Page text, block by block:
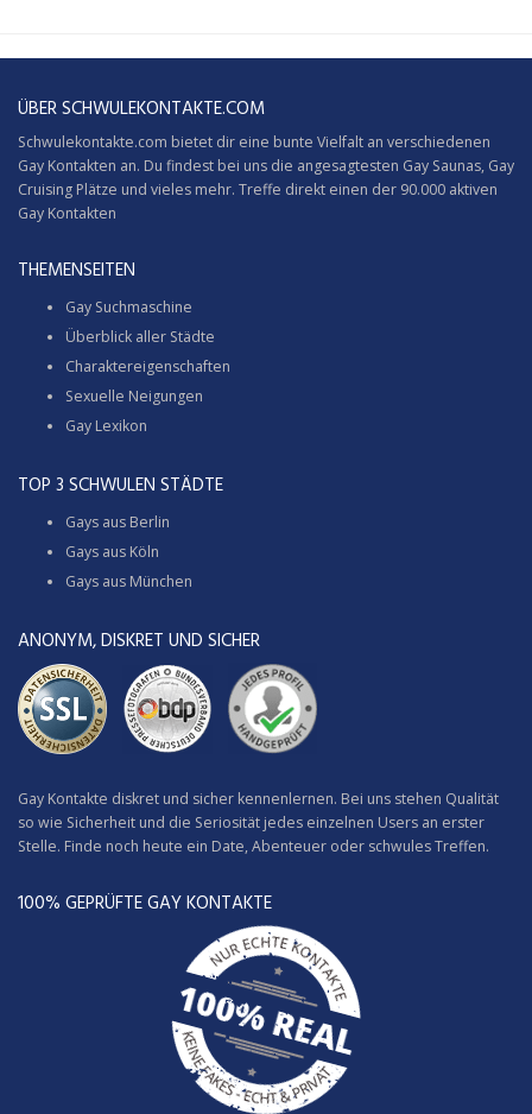
ÜBER SCHWULEKONTAKTE.COM
Schwulekontakte.com bietet dir eine bunte Vielfalt an verschiedenen
Gay Kontakten an. Du findest bei uns die angesagtesten Gay Saunas, Gay
Cruising Plätze und vieles mehr. Treffe direkt einen der 90.000 aktiven
Gay Kontakten
THEMENSEITEN
Gay Suchmaschine
Überblick aller Städte
Charaktereigenschaften
Sexuelle Neigungen
Gay Lexikon
TOP 3 SCHWULEN STÄDTE
Gays aus Berlin
Gays aus Köln
Gays aus München
ANONYM, DISKRET UND SICHER
Gay Kontakte diskret und sicher kennenlernen. Bei uns stehen Qualität
so wie Sicherheit und die Seriosität jedes einzelnen Users an erster
Stelle. Finde noch heute ein Date, Abenteuer oder schwules Treffen.
100% GEPRÜFTE GAY KONTAKTE